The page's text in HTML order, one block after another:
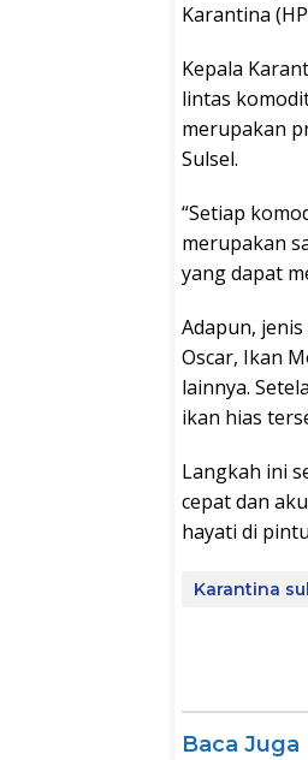
Karantina
Kepala
lintas
merupakan
Sulsel.
“Setiap
merupakan
yang dapat
Adapun,
Oscar, Ikan
lainnya.
ikan hias
Langkah ini
cepat dan
hayati di
Karantina
Baca Juga